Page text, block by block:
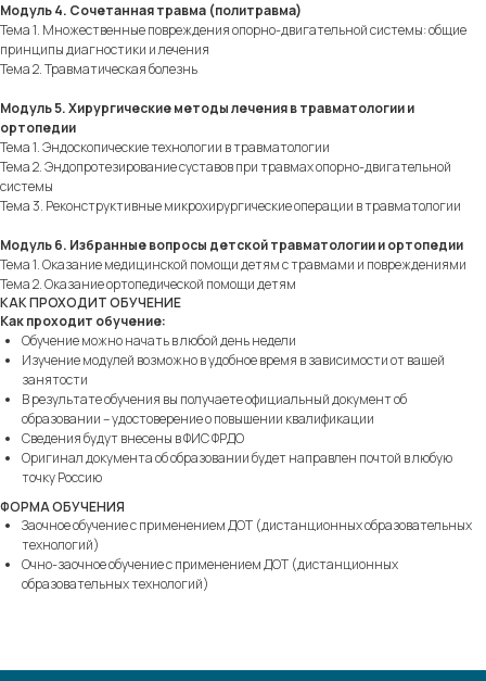
Модуль 4. Сочетанная травма (политравма)
Тема 1. Множественные повреждения опорно-двигательной системы: общие
принципы диагностики и лечения
Тема 2. Травматическая болезнь
Модуль 5. Хирургические методы лечения в травматологии и
ортопедии
Тема 1. Эндоскопические технологии в травматологии
Тема 2. Эндопротезирование суставов при травмах опорно-двигательной
системы
Тема 3. Реконструктивные микрохирургические операции в травматологии
Модуль 6. Избранные вопросы детской травматологии и ортопедии
Тема 1. Оказание медицинской помощи детям с травмами и повреждениями
Тема 2. Оказание ортопедической помощи детям
КАК ПРОХОДИТ ОБУЧЕНИЕ
Как проходит обучение:
Обучение можно начать в любой день недели
Изучение модулей возможно в удобное время в зависимости от вашей
занятости
В результате обучения вы получаете официальный документ об
образовании – удостоверение о повышении квалификации
Сведения будут внесены в ФИС ФРДО
Оригинал документа об образовании будет направлен почтой в любую
точку Россию
ФОРМА ОБУЧЕНИЯ
Заочное обучение с применением ДОТ (дистанционных образовательных
технологий)
Очно-заочное обучение с применением ДОТ (дистанционных
образовательных технологий)